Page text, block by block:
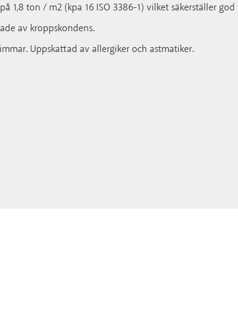
1,8 ton / m2 (kpa 16 ISO 3386-1) vilket säkerställer
av kroppskondens.
Uppskattad av allergiker och astmatiker.